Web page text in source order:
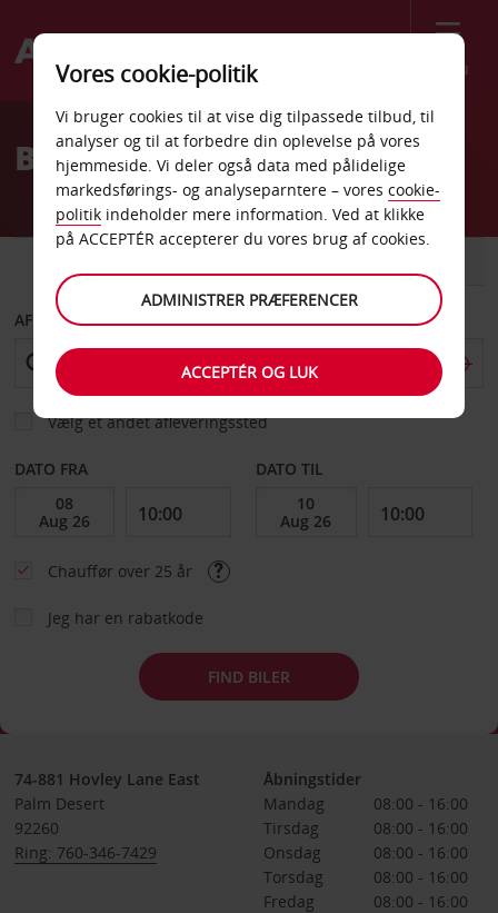
Menu
Welcome
AvisBilleje Palm Desert
AFHENT FRA
Vælg et andet afleveringssted
DATO FRA DATO TIL
Chauffør over 25 år
Jeg har en rabatkode
FIND BILER
74-881 Hovley Lane East
Palm Desert
92260
Ring: 760-346-7429
Åbningstider
Mandag
08:00 - 16:00
Tirsdag
08:00 - 16:00
Onsdag
08:00 - 16:00
Torsdag
08:00 - 16:00
Fredag
08:00 - 16:00
Vores cookie-politik
Vi bruger cookies til at vise dig tilpassede tilbud, til
analyser og til at forbedre din oplevelse på vores
hjemmeside. Vi deler også data med pålidelige
markedsførings- og analyseparntere – vores cookie-
politik indeholder mere information. Ved at klikke
på ACCEPTÉR accepterer du vores brug af cookies.
ADMINISTRER PRÆFERENCER
ACCEPTÉR OG LUK